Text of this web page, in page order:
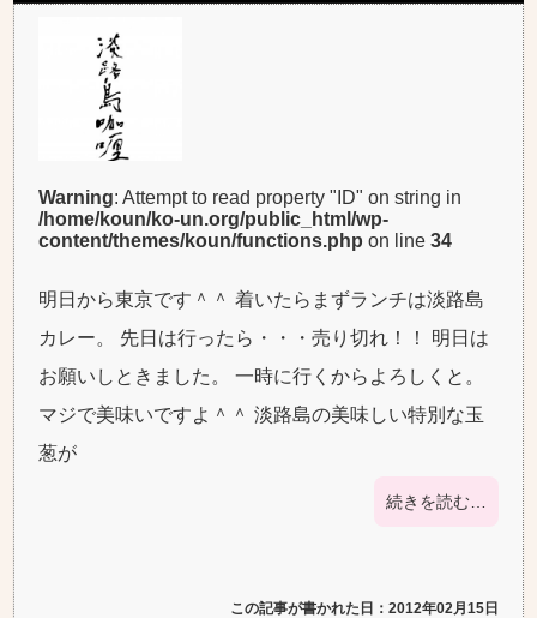
Warning: Attempt to read property "ID" on string in
/home/koun/ko-un.org/public_html/wp-
content/themes/koun/functions.php on line34
明日から東京です＾＾ 着いたらまずランチは淡路島
カレー。 先日は行ったら・・・売り切れ！！ 明日は
お願いしときました。 一時に行くからよろしくと。
マジで美味いですよ＾＾ 淡路島の美味しい特別な玉
葱が
続きを読む…
この記事が書かれた日：2012年02月15日